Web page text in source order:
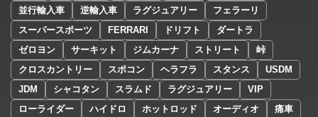
並行輸入車
逆輸入車 ラグジュアリー
フェラーリ
スーパースポーツ
FERRARI ドリフト
ダートラ
ゼロヨン
サーキット ジムカーナ ストリート
峠
クロスカントリー
スポコン ヘラフラ スタンス
USDM
JDM
シャコタン スラムド ラグジュアリー
VIP
ローライダー
ハイドロ ホットロッド オーディオ
痛車